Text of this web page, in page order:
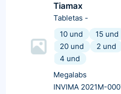
Tiamax
Tabletas -
10 und
15 und
20 und
2 und
4 und
Megalabs
INVIMA 2021M-